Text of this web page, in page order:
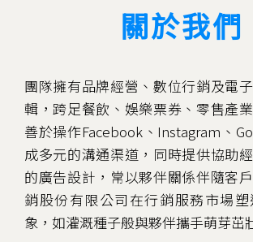
關於我們
團隊擁有品牌經營、數位行銷及電
輯，跨足餐飲、娛樂票券、零售產
善於操作Facebook、Instagram、
成多元的溝通渠道，同時提供協助
的廣告設計，常以夥伴關係伴隨客
銷股份有限公司在行銷服務市場
象，如灌溉種子般與夥伴攜手萌芽茁